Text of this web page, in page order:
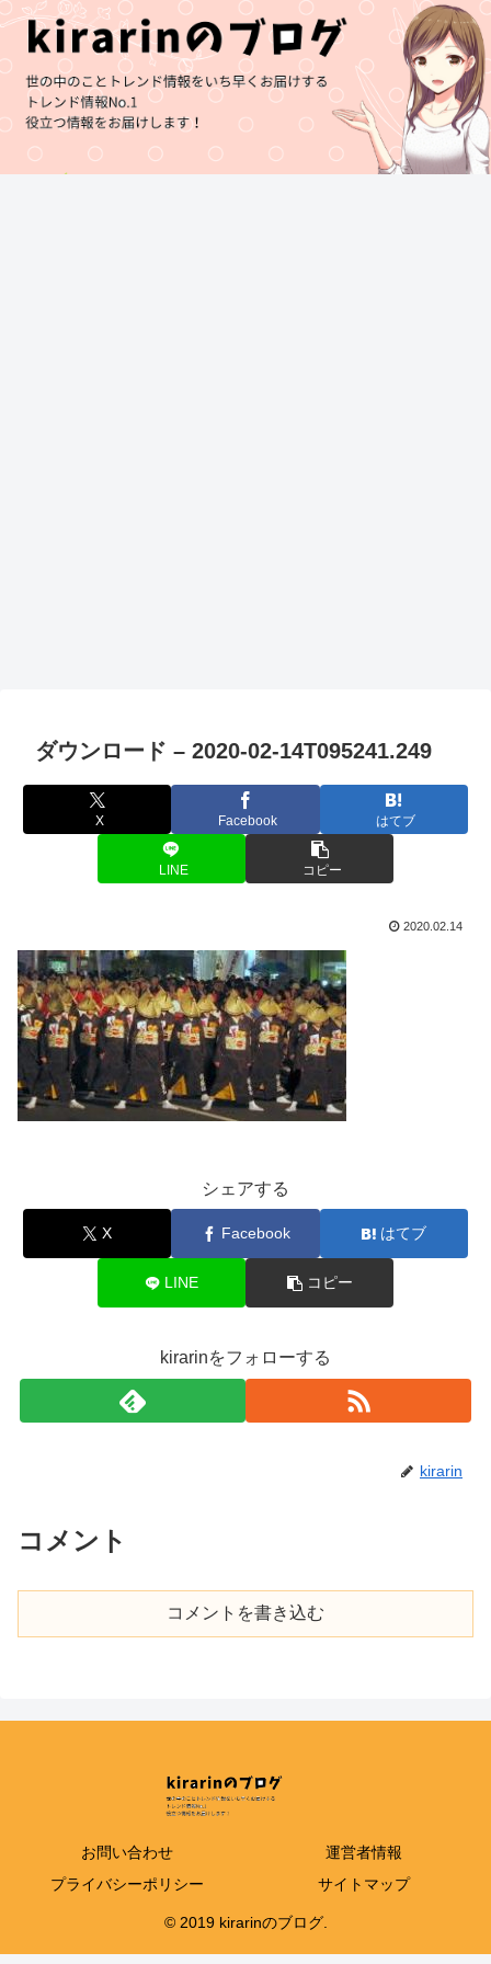
ダウンロード – 2020-02-14T095241.249
X Facebook はてブ
LINE コピー
2020.02.14
シェアする
X Facebook はてブ
LINE コピー
kirarinをフォローする
kirarin
コメント
コメントを書き込む
お問い合わせ
運営者情報
プライバシーポリシー
サイトマップ
© 2019 kirarinのブログ.